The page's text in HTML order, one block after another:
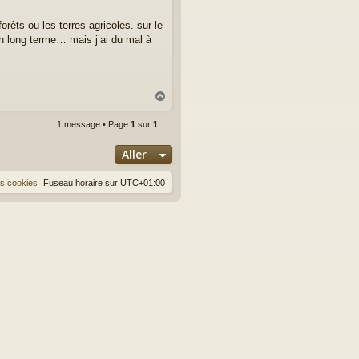
ou les terres agricoles. sur le
long terme… mais j’ai du mal à
1 message • Page 1 sur 1
Aller
Fuseau horaire sur UTC+01:00
cookies